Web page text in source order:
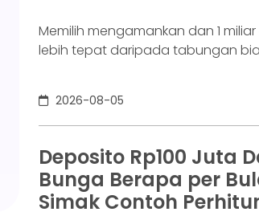
Memilih mengamankan dan 1
lebih tepat daripada tabungan
bulan? Jawabannya tergantung
bunga deposito yang ditawarkan
serta pajak bunga deposito yang
Semakin tinggi bunga depositonya,
besar pula yang bisa diperoleh. Yuk,
Deposito
2026-08-05
Deposito Rp100 Juta
Bunga Berapa per
Simak Contoh